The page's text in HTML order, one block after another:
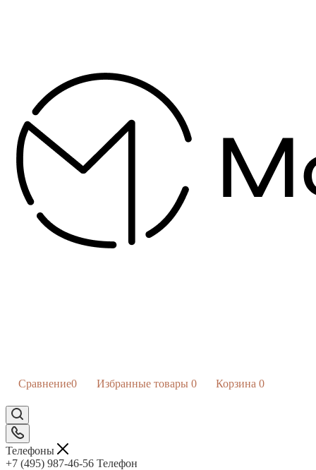
Сравнение0 Избранные товары 0 Корзина 0
Телефоны
+7 (495) 987-46-56 Телефон